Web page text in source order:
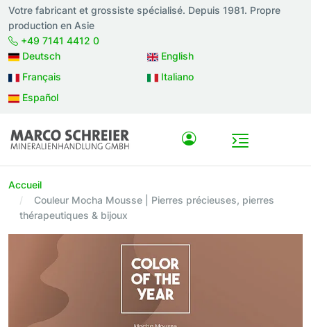
Votre fabricant et grossiste spécialisé. Depuis 1981. Propre
production en Asie
+49 7141 4412 0
Deutsch
English
Français
Italiano
Español
Accueil
Couleur Mocha Mousse | Pierres précieuses, pierres
thérapeutiques & bijoux